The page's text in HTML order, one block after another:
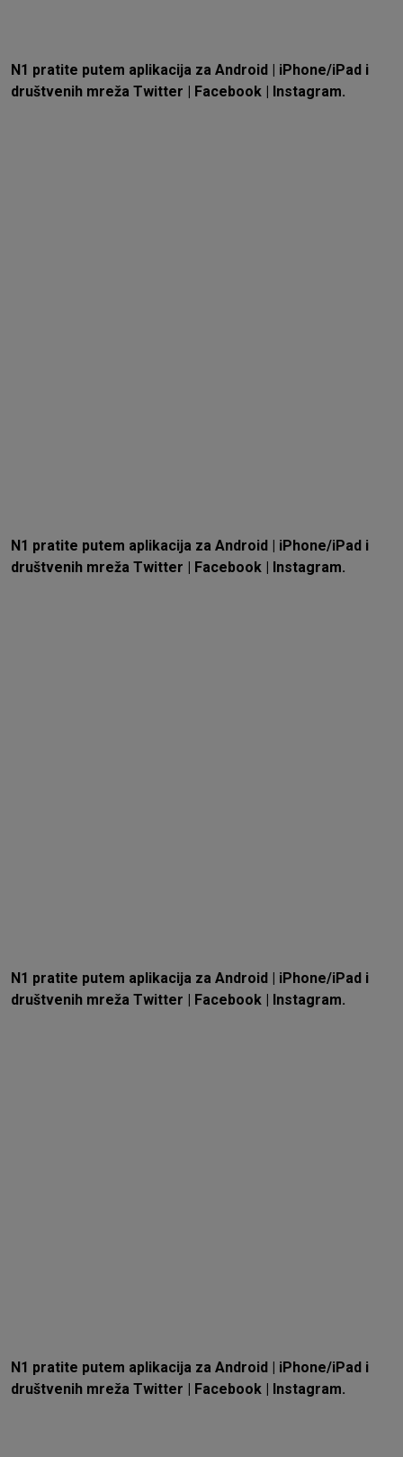
N1 pratite putem aplikacija za Android iPhone/iPad i
društvenih mreža Twitter Facebook Instagram.
N1 pratite putem aplikacija za Android iPhone/iPad i
društvenih mreža Twitter Facebook Instagram.
N1 pratite putem aplikacija za Android iPhone/iPad i
društvenih mreža Twitter Facebook Instagram.
N1 pratite putem aplikacija za Android iPhone/iPad i
društvenih mreža Twitter Facebook Instagram.